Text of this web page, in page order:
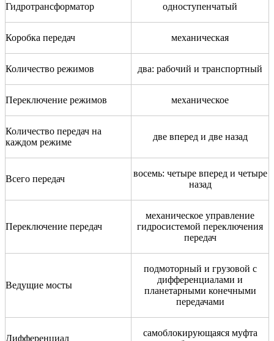
Гидротрансформатор одноступенчатый
Коробка передач механическая
Количество режимов два: рабочий и транспортный
Переключение режимов механическое
Количество передач на
каждом режиме
две вперед и две назад
Всего передач
восемь: четыре вперед и четыре
назад
Переключение передач
механическое управление
гидросистемой переключения
передач
Ведущие мосты
подмоторный и грузовой с
дифференциалами и
планетарными конечными
передачами
Дифференциал
самоблокирующаяся муфта